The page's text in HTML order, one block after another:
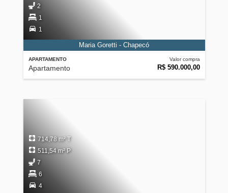
APARTAMENTO
Apartamento
Valor compra
R$ 590.000,00
2
1
1
Maria Goretti - Chapecó
714,78 m² T
511,54 m² P
7
6
4